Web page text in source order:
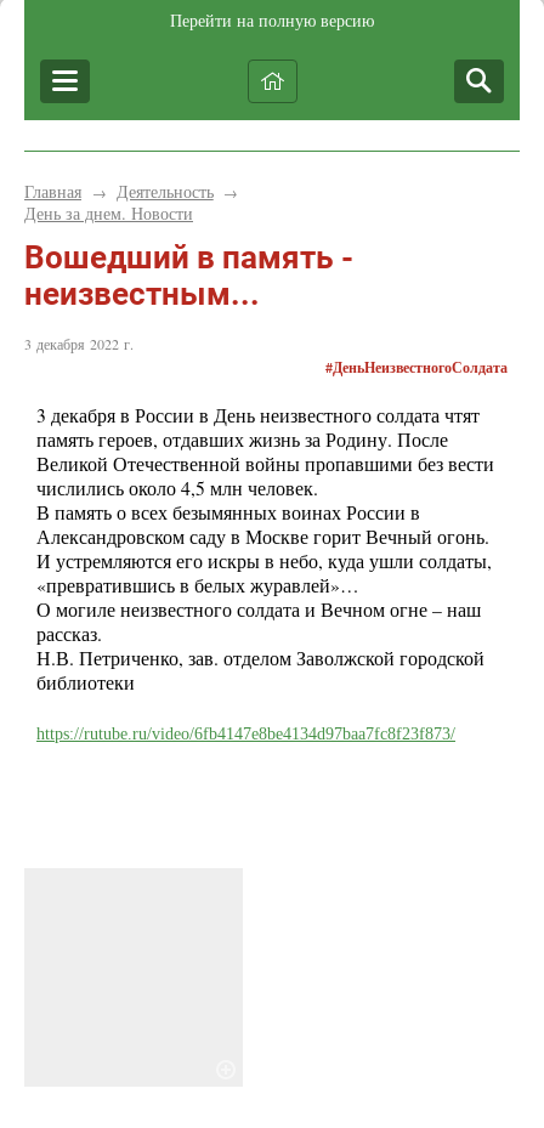
Перейти на полную версию
Главная → Деятельность →
День за днем. Новости
Вошедший в память -
неизвестным...
3 декабря 2022 г.
#ДеньНеизвестногоСолдата
3 декабря в России в День неизвестного солдата чтят
память героев, отдавших жизнь за Родину. После
Великой Отечественной войны пропавшими без вести
числились около 4,5 млн человек.
В память о всех безымянных воинах России в
Александровском саду в Москве горит Вечный огонь.
И устремляются его искры в небо, куда ушли солдаты,
«превратившись в белых журавлей»…
О могиле неизвестного солдата и Вечном огне – наш
рассказ.
Н.В. Петриченко, зав. отделом Заволжской городской
библиотеки
https://rutube.ru/video/6fb4147e8be4134d97baa7fc8f23f873/